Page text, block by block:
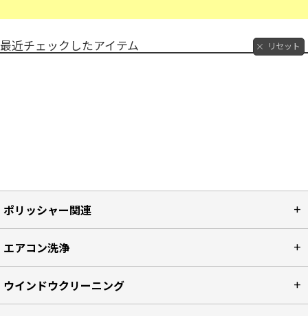
最近チェックしたアイテム リセット
ポリッシャー関連
エアコン洗浄
ウインドウクリーニング